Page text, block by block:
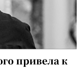
привела к